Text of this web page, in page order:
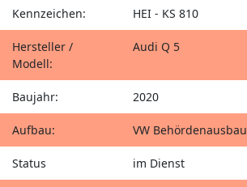
Kennzeichen: HEI - KS 810
Hersteller /
Modell:
Audi Q 5
Baujahr: 2020
Aufbau: VW Behördenausbau
Status im Dienst